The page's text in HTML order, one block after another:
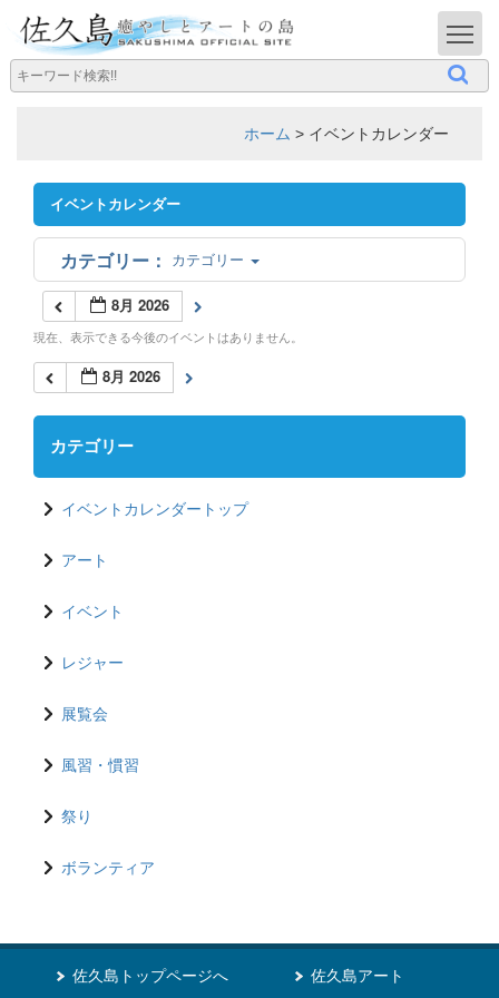
ホーム > イベントカレンダー
イベントカレンダー
カテゴリー
8月 2026
現在、表示できる今後のイベントはありません。
8月 2026
カテゴリー
イベントカレンダートップ
アート
イベント
レジャー
展覧会
風習・慣習
祭り
ボランティア
佐久島トップページへ 佐久島アート